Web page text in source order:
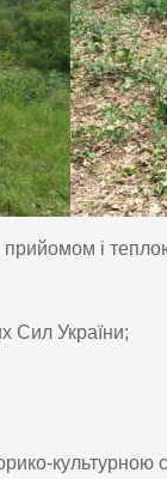
прийомом і
Сил України;